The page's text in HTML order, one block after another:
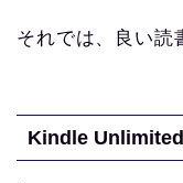
それでは、良い読
Kindle